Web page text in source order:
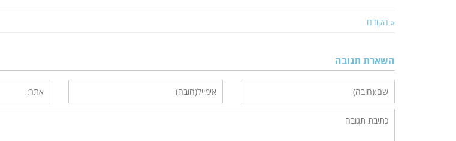
« הקודם
השארת תגובה